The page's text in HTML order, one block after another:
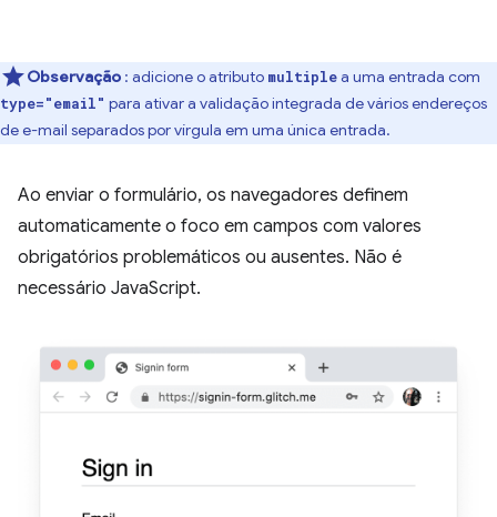
Observação : adicione o atributo multiplea uma entrada com
type="email" para ativar a validação integrada de vários endereços
de e-mail separados por vírgula em uma única entrada.
Ao enviar o formulário, os navegadores definem
automaticamente o foco em campos com valores
obrigatórios problemáticos ou ausentes. Não é
necessário JavaScript.